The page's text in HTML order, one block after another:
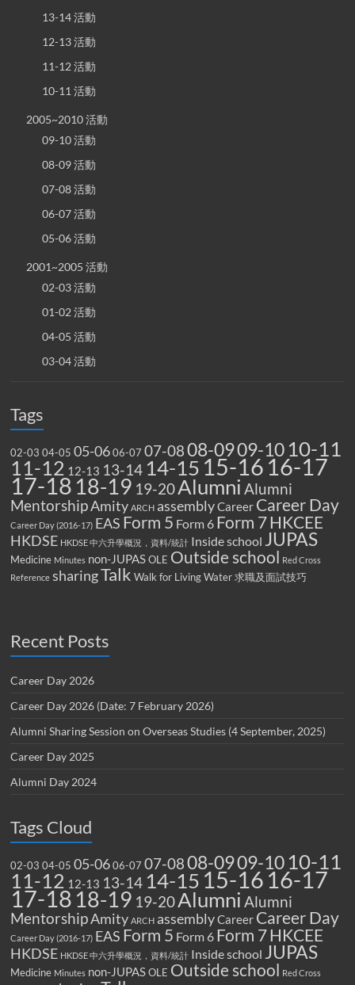
13-14 活動
12-13 活動
11-12 活動
10-11 活動
2005~2010 活動
09-10 活動
08-09 活動
07-08 活動
06-07 活動
05-06 活動
2001~2005 活動
02-03 活動
01-02 活動
04-05 活動
03-04 活動
Tags
02-03 04-05 05-06 06-07 07-0808-0909-10 10-11
11-12 12-13 13-14 14-1515-1616-17
17-1818-19 19-20Alumni Alumni
MentorshipAmity ARCH assemblyCareer Career Day
Career Day (2016-17) EAS Form 5 Form 6 Form 7HKCEE
HKDSE HKDSE 中六升學概況，資料/統計 Inside school JUPAS
Medicine Minutes non-JUPAS OLE Outside school Red Cross
Reference sharingTalk Walk for Living Water 求職及面試技巧
Recent Posts
Career Day 2026
Career Day 2026 (Date: 7 February 2026)
Alumni Sharing Session on Overseas Studies (4 September, 2025)
Career Day 2025
Alumni Day 2024
Tags Cloud
02-03 04-05 05-06 06-07 07-0808-0909-10 10-11
11-12 12-13 13-14 14-1515-1616-17
17-1818-19 19-20Alumni Alumni
MentorshipAmity ARCH assemblyCareer Career Day
Career Day (2016-17) EAS Form 5 Form 6 Form 7HKCEE
HKDSE HKDSE 中六升學概況，資料/統計 Inside school JUPAS
Medicine Minutes non-JUPAS OLE Outside school Red Cross